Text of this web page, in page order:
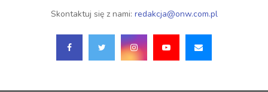
Skontaktuj się z nami: redakcja@onw.com.pl